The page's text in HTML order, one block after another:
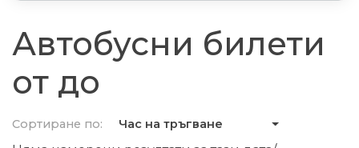
Автобусни билети
от до
Сортиране по: Час на тръгване